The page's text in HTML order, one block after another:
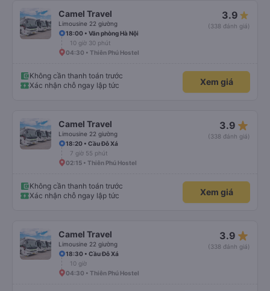
Camel Travel
Limousine 22 giường
3.9
(338 đánh giá)
18:00 • Văn phòng Hà Nội
10 giờ 30 phút
04:30 • Thiên Phú Hostel
Không cần thanh toán trước
Xác nhận chỗ ngay lập tức
Xem giá
Camel Travel
Limousine 22 giường
3.9 star_rate
(338 đánh giá)
18:20 • Cầu Đỗ Xá
7 giờ 55 phút
02:15 • Thiên Phú Hostel
Không cần thanh toán trước
Xác nhận chỗ ngay lập tức
Xem giá
Camel Travel
Limousine 22 giường
3.9 star_rate
(338 đánh giá)
18:30 • Cầu Đỗ Xá
10 giờ
04:30 • Thiên Phú Hostel